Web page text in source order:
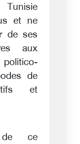
et ne
de ses
aux
politico-
de
et
de ce